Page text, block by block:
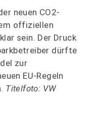
neuen CO2-
offiziellen
sein. Der Druck
dürfte
zur
EU-Regeln
Titelfoto: VW